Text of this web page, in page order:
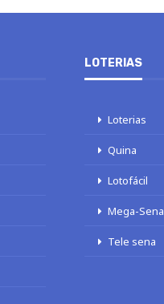
LOTERIAS
Loterias
Quina
Lotofácil
Mega-Sena
Tele sena